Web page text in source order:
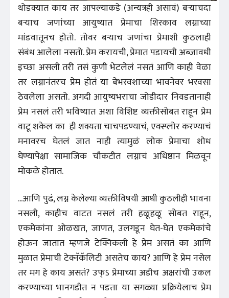
थोडक्यात काय तर आपल्याकडे (अन्यत्रही असावं) बर्‍याचदा
बर्‍याच जणांच्या आयुष्यात प्रेमाचा शिरकाव लग्नाच्या
मांडवातूनच होतो. तोवर बर्‍याच जणांचा प्रेमाशी कुठलाही
संबंध आलेला नसतो. प्रेम करायची, प्रेमात पडायची अब्जावधी
इच्छा असली तरी तसं कुणी भेटलेलं नसतं आणि काही वेळा
तर लग्नानंतरच प्रेम होतं या बेभरवशाच्या भावनेवर भरवसा
ठेवलेला असतो. अगदी आयुष्यभराचा जोडीदार निवडतानाही
प्रेम नसलं तरी भविष्यात अशा विशिष्ट व्यक्तीसोबत राहून प्रेम
वाटू शकेल का ही शक्यता चाचपडण्याचं, एक्स्प्लोर करण्याचं
मनावरच घेतलं जात नाही त्यामुळं लोक प्रेमाचा शोध
घेण्यापेक्षा सामाजिक चौकटीत लग्नाचं अधिष्ठान मिळवून
मोकळे होतात.
...आणि पुढं, लग्न केलेल्या व्यक्तीविषयी आधी कुठलीही भावना
नसली, काहीच वाटत नसलं तरी हळूहळू सोबत राहून,
एकमेकांना ओळखत, जाणत, उलगडून घेत-घेत एकमेकांचे
होऊन जातात म्हणजे टेक्निकली हे प्रेम असतं का आणि
मुळात प्रेमाची टेक्नॅकॅलिटी असतेच काय? आणि हे प्रेम नसेल
तर मग हे काय असतं? उफ्ऽ प्रेमाच्या अडीच अक्षरांची उकल
करण्याच्या भानगडीत न पडता या सगळ्या प्रक्रियेलाच प्रेम